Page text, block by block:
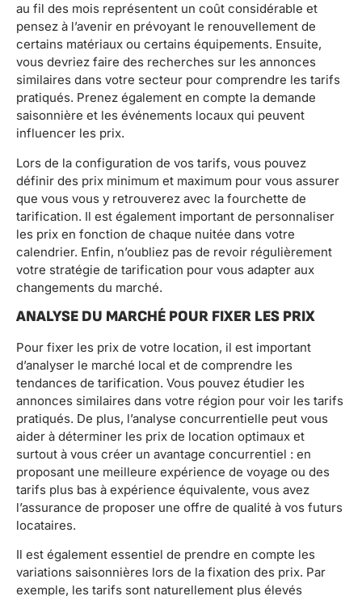
au fil des mois représentent un coût considérable et
pensez à l’avenir en prévoyant le renouvellement de
certains matériaux ou certains équipements. Ensuite,
vous devriez faire des recherches sur les annonces
similaires dans votre secteur pour comprendre les tarifs
pratiqués. Prenez également en compte la demande
saisonnière et les événements locaux qui peuvent
influencer les prix.
Lors de la configuration de vos tarifs, vous pouvez
définir des prix minimum et maximum pour vous assurer
que vous vous y retrouverez avec la fourchette de
tarification. Il est également important de personnaliser
les prix en fonction de chaque nuitée dans votre
calendrier. Enfin, n’oubliez pas de revoir régulièrement
votre stratégie de tarification pour vous adapter aux
changements du marché.
ANALYSE DU MARCHÉ POUR FIXER LES PRIX
Pour fixer les prix de votre location, il est important
d’analyser le marché local et de comprendre les
tendances de tarification. Vous pouvez étudier les
annonces similaires dans votre région pour voir les tarifs
pratiqués. De plus, l’analyse concurrentielle peut vous
aider à déterminer les prix de location optimaux et
surtout à vous créer un avantage concurrentiel : en
proposant une meilleure expérience de voyage ou des
tarifs plus bas à expérience équivalente, vous avez
l’assurance de proposer une offre de qualité à vos futurs
locataires.
Il est également essentiel de prendre en compte les
variations saisonnières lors de la fixation des prix. Par
exemple, les tarifs sont naturellement plus élevés